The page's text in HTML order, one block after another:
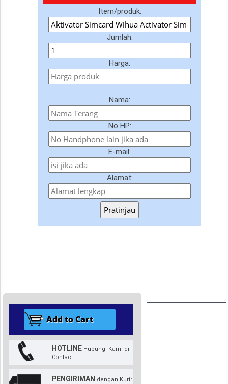
Item/produk:
Jumlah:
Harga:
Nama:
No HP:
E-mail:
Alamat:
Pratinjau
HOTLINE Hubungi Kami di
Contact
PENGIRIMAN dengan Kurir